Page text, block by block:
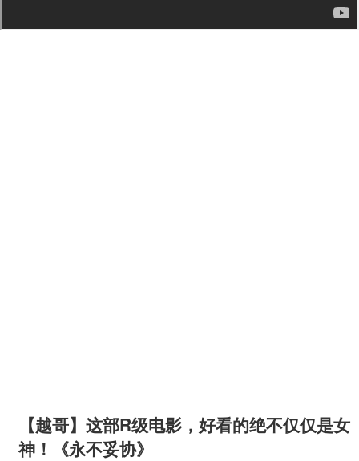
【越哥】这部R级电影，好看的绝不仅仅是女
神！《永不妥协》